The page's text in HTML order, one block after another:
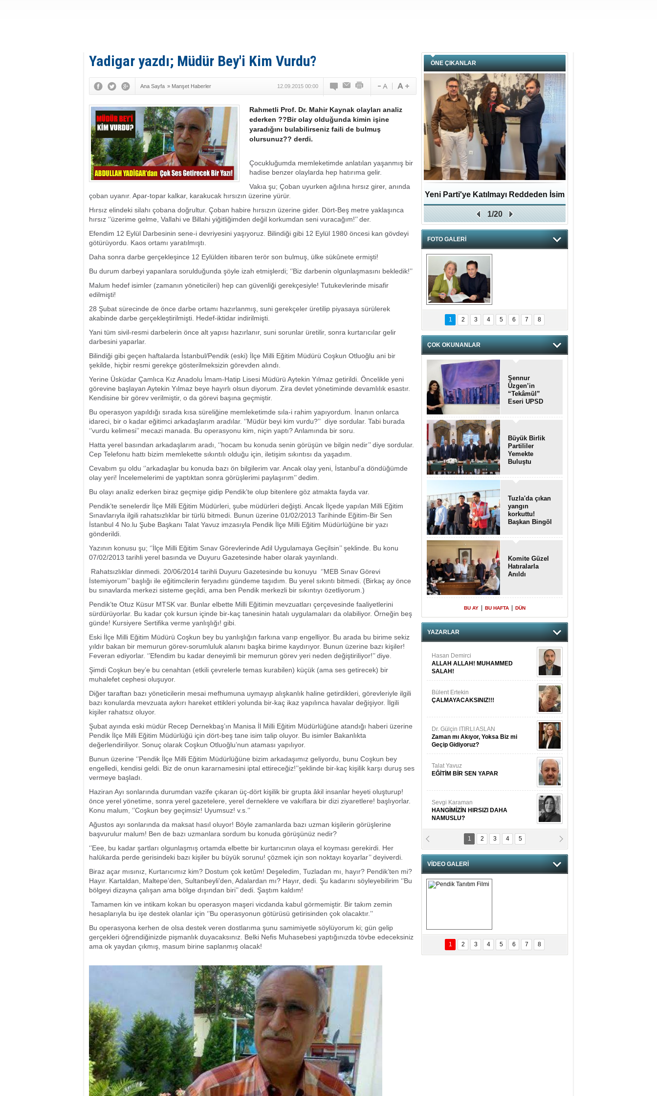
Yadigar yazdı; Müdür Bey'i Kim Vurdu?
Ana Sayfa » Manşet Haberler 12.09.2015 00:00
Rahmetli Prof. Dr. Mahir Kaynak olayları analiz
ederken ??Bir olay olduğunda kimin işine
yaradığını bulabilirseniz faili de bulmuş
olursunuz?? derdi.
Çocukluğumda memleketimde anlatılan yaşanmış bir
hadise benzer olaylarda hep hatırıma gelir.
Vakıa şu; Çoban uyurken ağılına hırsız girer, anında
çoban uyanır. Apar-topar kalkar, karakucak hırsızın üzerine yürür.
Hırsız elindeki silahı çobana doğrultur. Çoban habire hırsızın üzerine gider. Dört-Beş metre yaklaşınca
hırsız ‘’üzerime gelme, Vallahi ve Billahi yiğitliğimden değil korkumdan seni vuracağım!’’ der.
Efendim 12 Eylül Darbesinin sene-i devriyesini yaşıyoruz. Bilindiği gibi 12 Eylül 1980 öncesi kan gövdeyi
götürüyordu. Kaos ortamı yaratılmıştı.
Daha sonra darbe gerçekleşince 12 Eylülden itibaren terör son bulmuş, ülke sükûnete ermişti!
Bu durum darbeyi yapanlara sorulduğunda şöyle izah etmişlerdi; ‘’Biz darbenin olgunlaşmasını bekledik!’’
Malum hedef isimler (zamanın yöneticileri) hep can güvenliği gerekçesiyle! Tutukevlerinde misafir
edilmişti!
28 Şubat sürecinde de önce darbe ortamı hazırlanmış, suni gerekçeler üretilip piyasaya sürülerek
akabinde darbe gerçekleştirilmişti. Hedef-iktidar indirilmişti.
Yani tüm sivil-resmi darbelerin önce alt yapısı hazırlanır, suni sorunlar üretilir, sonra kurtarıcılar gelir
darbesini yaparlar.
Bilindiği gibi geçen haftalarda İstanbul/Pendik (eski) İlçe Milli Eğitim Müdürü Coşkun Otluoğlu ani bir
şekilde, hiçbir resmi gerekçe gösterilmeksizin görevden alındı.
Yerine Üsküdar Çamlıca Kız Anadolu İmam-Hatip Lisesi Müdürü Aytekin Yılmaz getirildi. Öncelikle yeni
görevine başlayan Aytekin Yılmaz beye hayırlı olsun diyorum. Zira devlet yönetiminde devamlılık esastır.
Kendisine bir görev verilmiştir, o da görevi başına geçmiştir.
Bu operasyon yapıldığı sırada kısa süreliğine memleketimde sıla-i rahim yapıyordum. İnanın onlarca
idareci, bir o kadar eğitimci arkadaşlarım aradılar. ‘’Müdür beyi kim vurdu?’’ diye sordular. Tabi burada
‘’vurdu kelimesi’’ mecazi manada. Bu operasyonu kim, niçin yaptı? Anlamında bir soru.
Hatta yerel basından arkadaşlarım aradı, ‘’hocam bu konuda senin görüşün ve bilgin nedir’’ diye sordular.
Cep Telefonu hattı bizim memlekette sıkıntılı olduğu için, iletişim sıkıntısı da yaşadım.
Cevabım şu oldu ‘’arkadaşlar bu konuda bazı ön bilgilerim var. Ancak olay yeni, İstanbul’a döndüğümde
olay yeri! İncelemelerimi de yaptıktan sonra görüşlerimi paylaşırım’’ dedim.
Bu olayı analiz ederken biraz geçmişe gidip Pendik’te olup bitenlere göz atmakta fayda var.
Pendik’te senelerdir İlçe Milli Eğitim Müdürleri, şube müdürleri değişti. Ancak İlçede yapılan Milli Eğitim
Sınavlarıyla ilgili rahatsızlıklar bir türlü bitmedi. Bunun üzerine 01/02/2013 Tarihinde Eğitim-Bir Sen
İstanbul 4 No.lu Şube Başkanı Talat Yavuz imzasıyla Pendik İlçe Milli Eğitim Müdürlüğüne bir yazı
gönderildi.
Yazının konusu şu; ‘’İlçe Milli Eğitim Sınav Görevlerinde Adil Uygulamaya Geçilsin’’ şeklinde. Bu konu
07/02/2013 tarihli yerel basında ve Duyuru Gazetesinde haber olarak yayınlandı.
Rahatsızlıklar dinmedi. 20/06/2014 tarihli Duyuru Gazetesinde bu konuyu ‘’MEB Sınav Görevi
İstemiyorum’’ başlığı ile eğitimcilerin feryadını gündeme taşıdım. Bu yerel sıkıntı bitmedi. (Birkaç ay önce
bu sınavlarda merkezi sisteme geçildi, ama ben Pendik merkezli bir sıkıntıyı özetliyorum.)
Pendik’te Otuz Küsur MTSK var. Bunlar elbette Milli Eğitimin mevzuatları çerçevesinde faaliyetlerini
sürdürüyorlar. Bu kadar çok kursun içinde bir-kaç tanesinin hatalı uygulamaları da olabiliyor. Örneğin beş
günde! Kursiyere Sertifika verme yanlışlığı! gibi.
Eski İlçe Milli Eğitim Müdürü Coşkun bey bu yanlışlığın farkına varıp engelliyor. Bu arada bu birime sekiz
yıldır bakan bir memurun görev-sorumluluk alanını başka birime kaydırıyor. Bunun üzerine bazı kişiler!
Feveran ediyorlar. ‘’Efendim bu kadar deneyimli bir memurun görev yeri neden değiştiriliyor!’’ diye.
Şimdi Coşkun bey’e bu cenahtan (etkili çevrelerle temas kurabilen) küçük (ama ses getirecek) bir
muhalefet cephesi oluşuyor.
Diğer taraftan bazı yöneticilerin mesai mefhumuna uymayıp alışkanlık haline getirdikleri, görevleriyle ilgili
bazı konularda mevzuata aykırı hareket ettikleri yolunda bir-kaç ikaz yapılınca havalar değişiyor. İlgili
kişiler rahatsız oluyor.
Şubat ayında eski müdür Recep Dernekbaş’ın Manisa İl Milli Eğitim Müdürlüğüne atandığı haberi üzerine
Pendik İlçe Milli Eğitim Müdürlüğü için dört-beş tane isim talip oluyor. Bu isimler Bakanlıkta
değerlendiriliyor. Sonuç olarak Coşkun Otluoğlu’nun ataması yapılıyor.
Bunun üzerine ‘’Pendik İlçe Milli Eğitim Müdürlüğüne bizim arkadaşımız geliyordu, bunu Coşkun bey
engelledi, kendisi geldi. Biz de onun kararnamesini iptal ettireceğiz!’’şeklinde bir-kaç kişilik karşı duruş ses
vermeye başladı.
Haziran Ayı sonlarında durumdan vazife çıkaran üç-dört kişilik bir grupta âkil insanlar heyeti oluşturup!
önce yerel yönetime, sonra yerel gazetelere, yerel derneklere ve vakıflara bir dizi ziyaretlere! başlıyorlar.
Konu malum, ‘’Coşkun bey geçimsiz! Uyumsuz! v.s.’’
Ağustos ayı sonlarında da maksat hasıl oluyor! Böyle zamanlarda bazı uzman kişilerin görüşlerine
başvurulur malum! Ben de bazı uzmanlara sordum bu konuda görüşünüz nedir?
‘’Eee, bu kadar şartları olgunlaşmış ortamda elbette bir kurtarıcının olaya el koyması gerekirdi. Her
halükarda perde gerisindeki bazı kişiler bu büyük sorunu! çözmek için son noktayı koyarlar’’ deyiverdi.
Biraz açar mısınız, Kurtarıcımız kim? Dostum çok ketûm! Deşeledim, Tuzladan mı, hayır? Pendik’ten mi?
Hayır. Kartaldan, Maltepe’den, Sultanbeyli’den, Adalardan mı? Hayır, dedi. Şu kadarını söyleyebilirim ‘’Bu
bölgeyi dizayna çalışan ama bölge dışından biri’’ dedi. Şaştım kaldım!
Tamamen kin ve intikam kokan bu operasyon maşeri vicdanda kabul görmemiştir. Bir takım zemin
hesaplarıyla bu işe destek olanlar için ‘’Bu operasyonun götürüsü getirisinden çok olacaktır.’’
Bu operasyona kerhen de olsa destek veren dostlarıma şunu samimiyetle söylüyorum ki; gün gelip
gerçekleri öğrendiğinizde pişmanlık duyacaksınız. Belki Nefis Muhasebesi yaptığınızda tövbe edeceksiniz
ama ok yaydan çıkmış, masum birine saplanmış olacak!
ÖNE ÇIKANLAR
Yeni Parti'ye Katılmayı Reddeden İsim
Zafer Partisi'ne katıldı
1/20
FOTO GALERİ
hnzzzna
1 2 3 4 5 6 7 8
ÇOK OKUNANLAR
Şennur
Üzgen’in
“Tekâmül”
Eseri UPSD
Sergisi’nde
Büyük Birlik
Partililer
Yemekte
Buluştu
Tuzla'da çıkan
yangın
korkuttu!
Başkan Bingöl
Komite Güzel
Hatıralarla
Anıldı
BU AY BU HAFTA DÜN
YAZARLAR
Hasan Demirci
ALLAH ALLAH! MUHAMMED
SALAH!
Bülent Ertekin
ÇALMAYACAKSINIZ!!!
Dr. Gülçin ITIRLI ASLAN
Zaman mı Akıyor, Yoksa Biz mi
Geçip Gidiyoruz?
Talat Yavuz
EĞİTİM BİR SEN YAPAR
Sevgi Karaman
HANGİMİZİN HIRSIZI DAHA
NAMUSLU?
Prof. Dr. Cahit Kurbanoğlu
Fatma Saçak Akbulut
SANAL KERHANE!
Abbas Levent Ertekin
Sanal Medyanın Dijital Savaş Alanı
1 2 3 4 5
VİDEO GALERİ
Pendik Tanıtım
Filmi
1 2 3 4 5 6 7 8